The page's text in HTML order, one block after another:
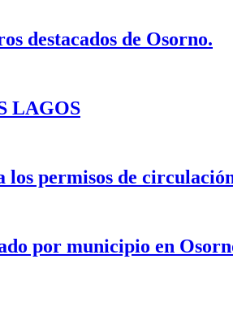
destacados de Osorno.
LAGOS
permisos de
por municipio en